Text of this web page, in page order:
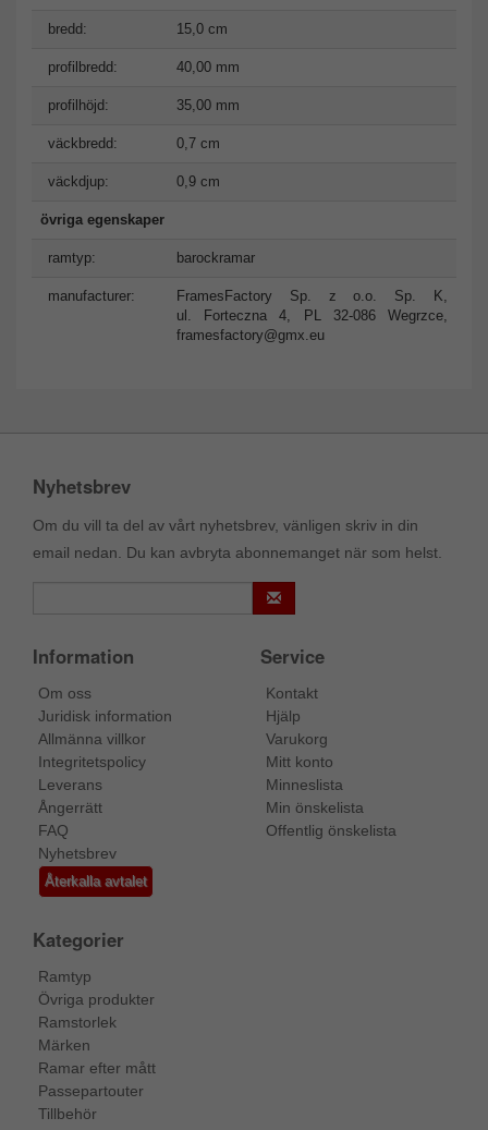
bredd: 15,0 cm
profilbredd: 40,00 mm
profilhöjd: 35,00 mm
väckbredd: 0,7 cm
väckdjup: 0,9 cm
övriga egenskaper
ramtyp: barockramar
manufacturer:
FramesFactory Sp. z o.o. Sp. K,
ul. Forteczna 4, PL 32-086 Wegrzce,
framesfactory@gmx.eu
Nyhetsbrev
Om du vill ta del av vårt nyhetsbrev, vänligen skriv in din
email nedan. Du kan avbryta abonnemanget när som helst.
Information
Om oss
Juridisk information
Allmänna villkor
Integritetspolicy
Leverans
Ångerrätt
FAQ
Nyhetsbrev
Återkalla avtalet
Service
Kontakt
Hjälp
Varukorg
Mitt konto
Minneslista
Min önskelista
Offentlig önskelista
Kategorier
Ramtyp
Övriga produkter
Ramstorlek
Märken
Ramar efter mått
Passepartouter
Tillbehör